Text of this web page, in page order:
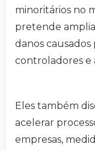
minoritários no
pretende
danos causados
controladores e
Eles também
acelerar
empresas,